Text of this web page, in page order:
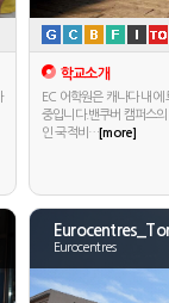
학교소개
EC 어학원은 캐나다 내
중입니다.밴쿠버 캠퍼스
인 국적비…[more]
Eurocentres